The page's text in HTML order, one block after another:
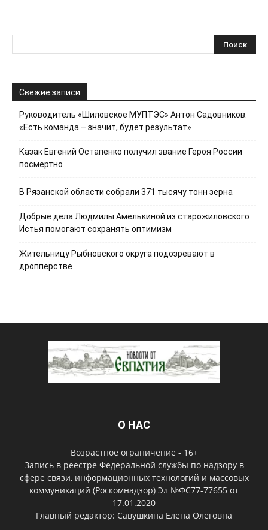
Свежие записи
Руководитель «Шиловское МУПТЭС» Антон Садовников:
«Есть команда – значит, будет результат»
Казак Евгений Остапенко получил звание Героя России
посмертно
В Рязанской области собрали 371 тысячу тонн зерна
Добрые дела Людмилы Амелькиной из старожиловского
Истья помогают сохранять оптимизм
Жительницу Рыбновского округа подозревают в
дропперстве
О НАС
Возрастное ограничение - 16+
Запись в реестре Федеральной службы по надзору в
сфере связи, информационных технологий и массовых
коммуникаций (Роскомнадзор) Эл №ФС77-77655 от
17.01.2020
Главный редактор: Савушкина Елена Олеговна